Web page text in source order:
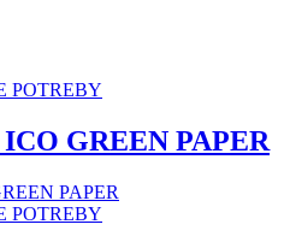
POTREBY
GREEN PAPER
POTREBY